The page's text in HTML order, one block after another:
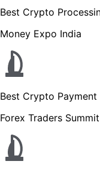
Best Crypto
Money Expo India
Best Crypto
Forex Traders